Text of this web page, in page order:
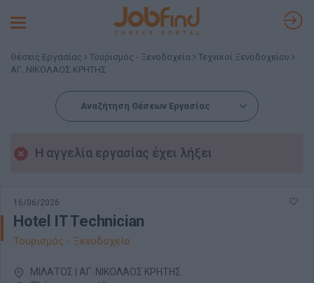
Toggle
Θέσεις Εργασίας Τουρισμός - Ξενοδοχεία
Τεχνικοί Ξενοδοχείου
ΑΓ. ΝΙΚΟΛΑΟΣ ΚΡΗΤΗΣ
Αναζήτηση Θέσεων Εργασίας
Η αγγελία εργασίας έχει λήξει
16/06/2026
Hotel IT Technician
Τουρισμός - Ξενοδοχεία
ΜΙΛΑΤΟΣ | ΑΓ. ΝΙΚΟΛΑΟΣ ΚΡΗΤΗΣ